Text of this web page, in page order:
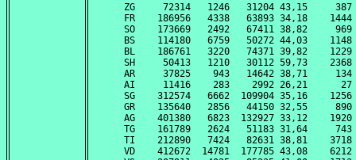
ZG     72314   1246   31204 43,15
FR    186956   4338   63893 34,18
SO    173669   2492   67411 38,82
BS    114180   6759   50272 44,03
BL    186761   3220   74371 39,82
SH     50413   1210   30112 59,73
AR     37825    943   14642 38,71
AI     11416    283    2992 26,21
SG    312574   6662  109904 35,16
GR    135640   2856   44150 32,55
AG    401380   6823  132927 33,12
TG    161789   2624   51183 31,64
TI    212890   7424   82631 38,81
VD    412672  14781  177785 43,08